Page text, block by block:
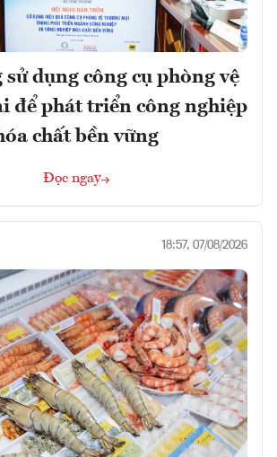
dụng công cụ phòng vệ
để phát triển công nghiệp
chất bền vững
Đọc ngay
18:57, 07/08/2026